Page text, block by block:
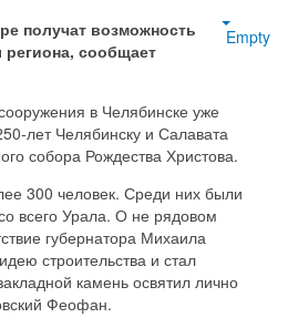
Empty
получат возможность
сообщает
в Челябинске уже
лет Челябинску и Салавата
собора Рождества Христова.
300 человек. Среди них были
всего Урала. О не рядовом
губернатора Михаила
строительства и стал
камень освятил лично
Феофан.